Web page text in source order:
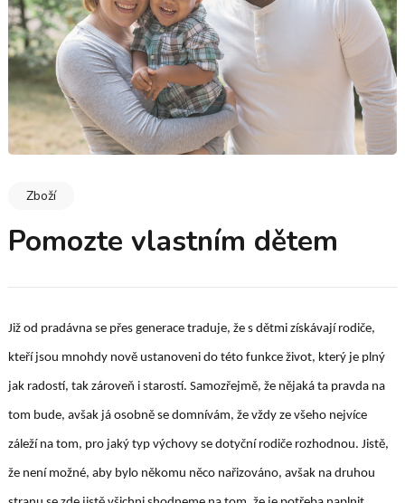
Zboží
Pomozte vlastním dětem
Již od pradávna se přes generace traduje, že s dětmi získávají rodiče,
kteří jsou mnohdy nově ustanoveni do této funkce život, který je plný
jak radostí, tak zároveň i starostí. Samozřejmě, že nějaká ta pravda na
tom bude, avšak já osobně se domnívám, že vždy ze všeho nejvíce
záleží na tom, pro jaký typ výchovy se dotyční rodiče rozhodnou. Jistě,
že není možné, aby bylo někomu něco nařizováno, avšak na druhou